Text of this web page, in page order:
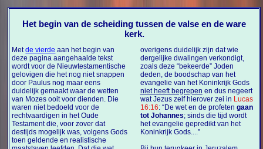
Het begin van de scheiding tussen de valse en de ware
kerk.
Metde vierde aan het begin van
deze pagina aangehaalde tekst
wordt voor de Nieuwtestamentische
gelovigen die het nog niet snappen
door Paulus nog maar eens
duidelijk gemaakt waar de wetten
van Mozes ooit voor dienden. Die
waren niet bedoeld voor de
rechtvaardigen in het Oude
Testament die, voor zover dat
destijds mogelijk was, volgens Gods
toen geldende en realistische
overigens duidelijk zijn dat wie
dergelijke dwalingen verkondigt,
zoals deze “bekeerde” Joden
deden, de boodschap van het
evangelie van het Koninkrijk Gods
niet heeft begrepen en dus negeert
wat Jezus zelf hierover zei in Lucas
16:16: “De wet en de profeten gaan
tot Johannes; sinds die tijd wordt
het evangelie gepredikt van het
Koninkrijk Gods....”